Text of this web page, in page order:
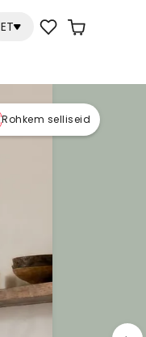
ET
Rohkem selliseid